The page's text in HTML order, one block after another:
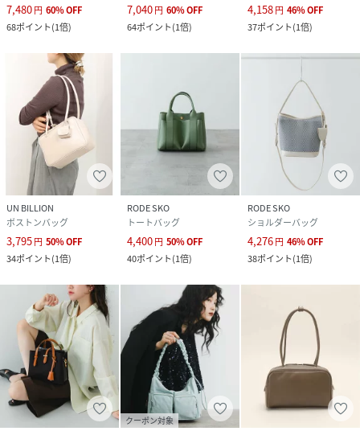
7,480円 60%OFF
68ポイント(1倍)
7,040円 60%OFF
64ポイント(1倍)
4,158円 46%OFF
37ポイント(1倍)
UN BILLION
ボストンバッグ
3,795円 50%OFF
34ポイント(1倍)
RODE SKO
トートバッグ
4,400円 50%OFF
40ポイント(1倍)
RODE SKO
ショルダーバッグ
4,276円 46%OFF
38ポイント(1倍)
クーポン対象